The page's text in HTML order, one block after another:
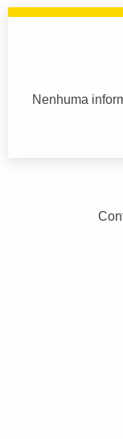
Nenhuma